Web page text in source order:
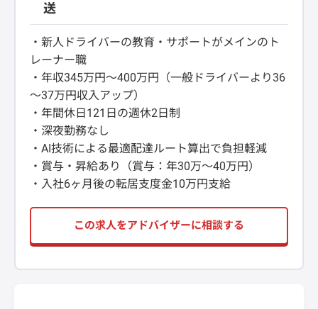
送
・新人ドライバーの教育・サポートがメインのト
レーナー職
・年収345万円～400万円（一般ドライバーより36
～37万円収入アップ）
・年間休日121日の週休2日制
・深夜勤務なし
・AI技術による最適配達ルート算出で負担軽減
・賞与・昇給あり（賞与：年30万～40万円）
・入社6ヶ月後の転居支度金10万円支給
この求人をアドバイザーに相談する